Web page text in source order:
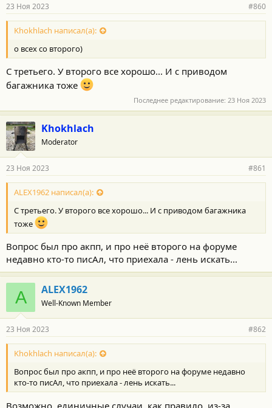
н
о
с
и
:
23 Ноя 2023 #860
Khokhlach написал(а):
о всех со второго)
С третьего. У второго все хорошо... И с приводом
багажника тоже
Последнее редактирование: 23 Ноя 2023
Khokhlach
Moderator
23 Ноя 2023 #861
ALEX1962 написал(а):
С третьего. У второго все хорошо... И с приводом багажника
тоже
Вопрос был про акпп, и про неё второго на форуме
недавно кто-то писАл, что приехала - лень искать...
A ALEX1962
Well-Known Member
23 Ноя 2023 #862
Khokhlach написал(а):
Вопрос был про акпп, и про неё второго на форуме недавно
кто-то писАл, что приехала - лень искать...
Возможно, единичные случаи, как правило, из-за